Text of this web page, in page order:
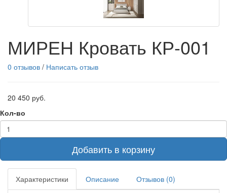
МИРЕН Кровать КР-001
0 отзывов / Написать отзыв
20 450 руб.
Кол-во
Добавить в корзину
Характеристики Описание
Отзывов (0)